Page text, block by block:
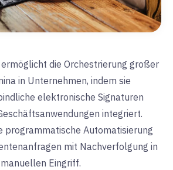
ermöglicht die Orchestrierung großer
in Unternehmen, indem sie
elektronische Signaturen
integriert.
programmatische Automatisierung
mit Nachverfolgung in
Eingriff.